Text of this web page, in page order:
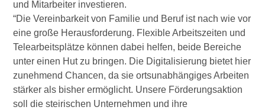
und Mitarbeiter investieren.
“Die Vereinbarkeit von Familie und Beruf ist nach wie vor
eine große Herausforderung. Flexible Arbeitszeiten und
Telearbeitsplätze können dabei helfen, beide Bereiche
unter einen Hut zu bringen. Die Digitalisierung bietet hier
zunehmend Chancen, da sie ortsunabhängiges Arbeiten
stärker als bisher ermöglicht. Unsere Förderungsaktion
soll die steirischen Unternehmen und ihre